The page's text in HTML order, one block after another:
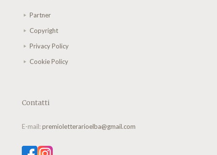
Partner
Copyright
Privacy Policy
Cookie Policy
Contatti
E-mail:premioletterarioelba@gmail.com